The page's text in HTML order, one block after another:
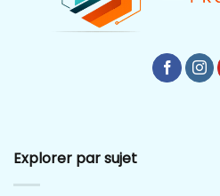
Explorer par sujet